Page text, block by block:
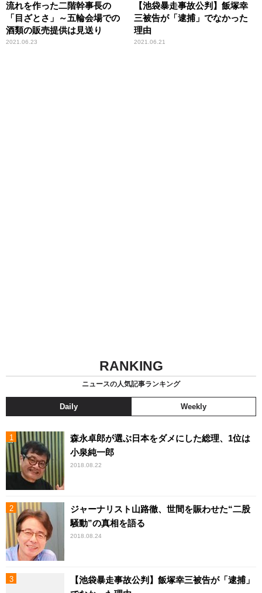
流れを作った二階幹事長の
「目ざとさ」～五輪会場での
酒類の販売提供は見送り
2021.06.23
【池袋暴走事故公判】飯塚幸
三被告が「逮捕」でなかった
理由
2021.06.21
RANKING
ニュースの人気記事ランキング
Daily Weekly
森永卓郎が選ぶ日本をダメにした総理、1位は
小泉純一郎
2018.08.22
ジャーナリスト山路徹、世間を賑わせた“二股
騒動”の真相を語る
2018.08.24
【池袋暴走事故公判】飯塚幸三被告が「逮捕」